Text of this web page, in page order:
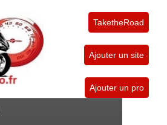
TaketheRoad
Ajouter un site
Ajouter un pro